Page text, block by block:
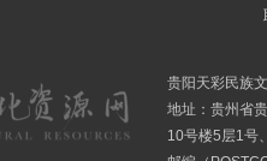
贵阳天彩民族
地址：贵州省
10号楼5层1号